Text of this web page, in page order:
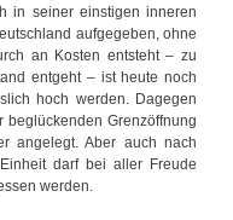
in seiner einstigen inneren
aufgegeben, ohne
an Kosten entsteht – zu
entgeht – ist heute noch
hoch werden. Dagegen
Grenzöffnung
angelegt. Aber auch nach
darf bei aller Freude
werden.